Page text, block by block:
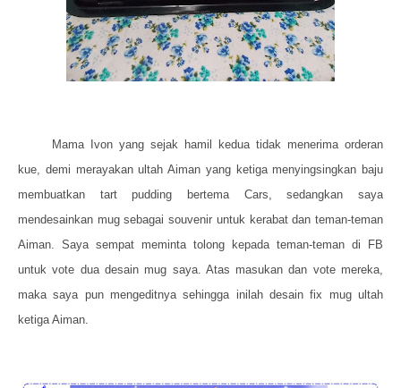
Mama Ivon yang sejak hamil kedua tidak menerima orderan
kue, demi merayakan ultah Aiman yang ketiga menyingsingkan baju
membuatkan tart pudding bertema Cars, sedangkan saya
mendesainkan mug sebagai souvenir untuk kerabat dan teman-teman
Aiman. Saya sempat meminta tolong kepada teman-teman di FB
untuk vote dua desain mug saya. Atas masukan dan vote mereka,
maka saya pun mengeditnya sehingga inilah desain fix mug ultah
ketiga Aiman.